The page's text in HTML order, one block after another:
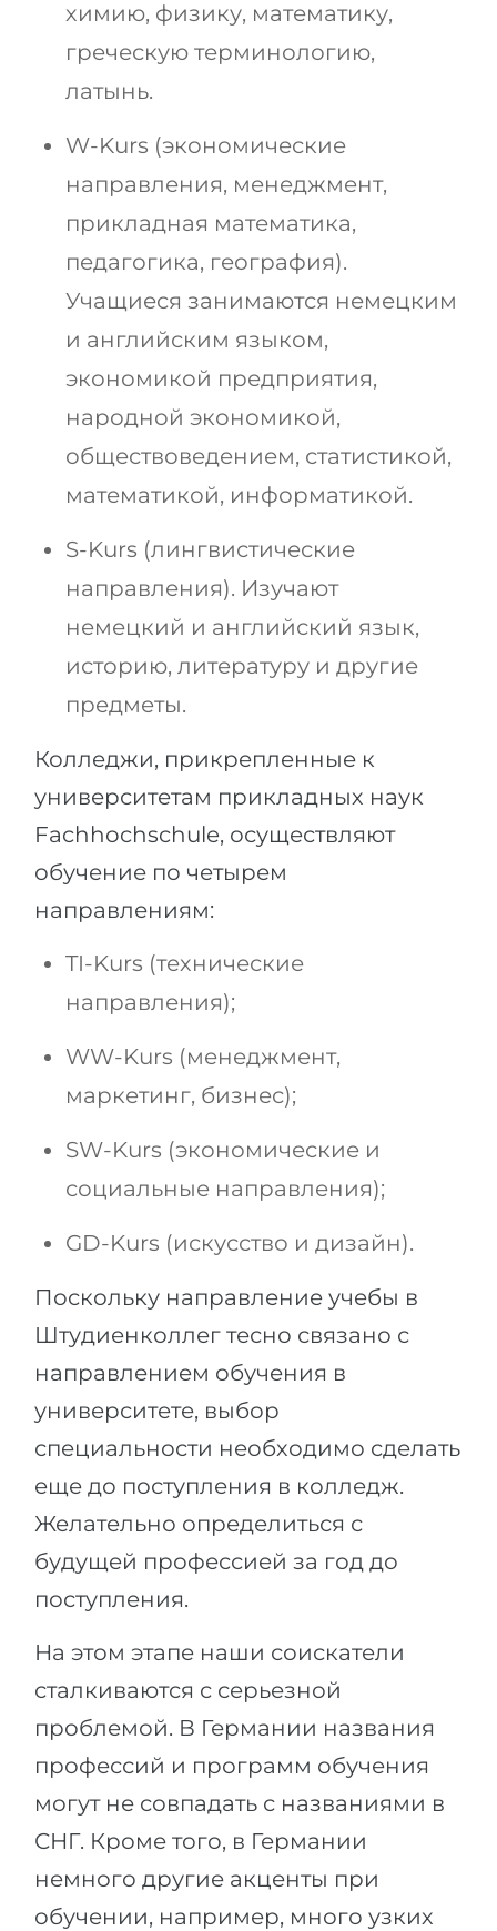
химию, физику, математику,
греческую терминологию,
латынь.
W-Kurs (экономические
направления, менеджмент,
прикладная математика,
педагогика, география).
Учащиеся занимаются немецким
и английским языком,
экономикой предприятия,
народной экономикой,
обществоведением, статистикой,
математикой, информатикой.
S-Kurs (лингвистические
направления). Изучают
немецкий и английский язык,
историю, литературу и другие
предметы.
Колледжи, прикрепленные к
университетам прикладных наук
Fachhochschule, осуществляют
обучение по четырем
направлениям:
TI-Kurs (технические
направления);
WW-Kurs (менеджмент,
маркетинг, бизнес);
SW-Kurs (экономические и
социальные направления);
GD-Kurs (искусство и дизайн).
Поскольку направление учебы в
Штудиенколлег тесно связано с
направлением обучения в
университете, выбор
специальности необходимо сделать
еще до поступления в колледж.
Желательно определиться с
будущей профессией за год до
поступления.
На этом этапе наши соискатели
сталкиваются с серьезной
проблемой. В Германии названия
профессий и программ обучения
могут не совпадать с названиями в
СНГ. Кроме того, в Германии
немного другие акценты при
обучении, например, много узких